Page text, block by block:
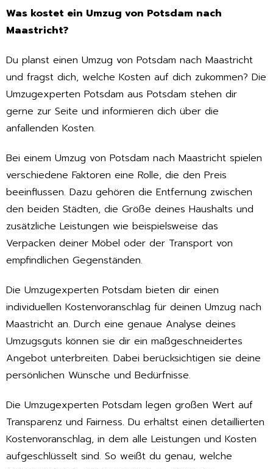
Was kostet ein Umzug von Potsdam nach
Maastricht?
Du planst einen Umzug von Potsdam nach Maastricht
und fragst dich, welche Kosten auf dich zukommen? Die
Umzugexperten Potsdam aus Potsdam stehen dir
gerne zur Seite und informieren dich über die
anfallenden Kosten.
Bei einem Umzug von Potsdam nach Maastricht spielen
verschiedene Faktoren eine Rolle, die den Preis
beeinflussen. Dazu gehören die Entfernung zwischen
den beiden Städten, die Größe deines Haushalts und
zusätzliche Leistungen wie beispielsweise das
Verpacken deiner Möbel oder der Transport von
empfindlichen Gegenständen.
Die Umzugexperten Potsdam bieten dir einen
individuellen Kostenvoranschlag für deinen Umzug nach
Maastricht an. Durch eine genaue Analyse deines
Umzugsguts können sie dir ein maßgeschneidertes
Angebot unterbreiten. Dabei berücksichtigen sie deine
persönlichen Wünsche und Bedürfnisse.
Die Umzugexperten Potsdam legen großen Wert auf
Transparenz und Fairness. Du erhältst einen detaillierten
Kostenvoranschlag, in dem alle Leistungen und Kosten
aufgeschlüsselt sind. So weißt du genau, welche